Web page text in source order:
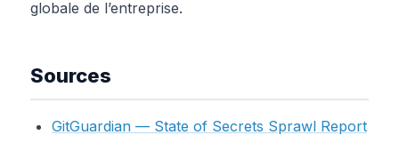
globale de l’entreprise.
Sources
GitGuardian — State of Secrets Sprawl Report